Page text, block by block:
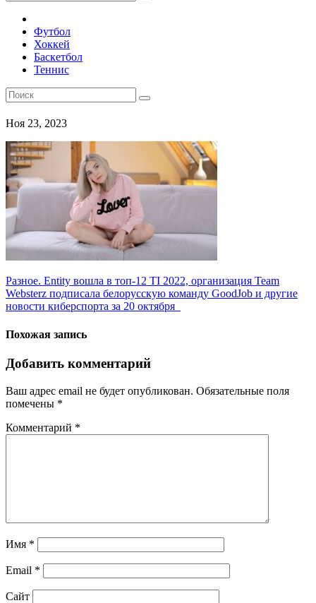
Футбол
Хоккей
Баскетбол
Теннис
Ноя 23, 2023
Навигация
по
Разное. Entity вошла в топ-12 TI 2022, организация Team
Websterz подписала белорусскую команду GoodJob и другие
новости киберспорта за 20 октября
Похожая запись
Добавить комментарий
Ваш адрес email не будет опубликован. Обязательные поля
помечены *
Комментарий *
Имя *
Email *
Сайт